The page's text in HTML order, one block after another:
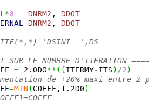
*8 DNRM2 , DDOT
DNRM2 , DDOT
'DSINI =',DS
SUR LE NOMBRE D'ITERATION
= 2.0D0** ( ( ITERMY- ITS ) /2 )
de +20% maxi entre 2
=MIN (COEFF,1.2D0 )